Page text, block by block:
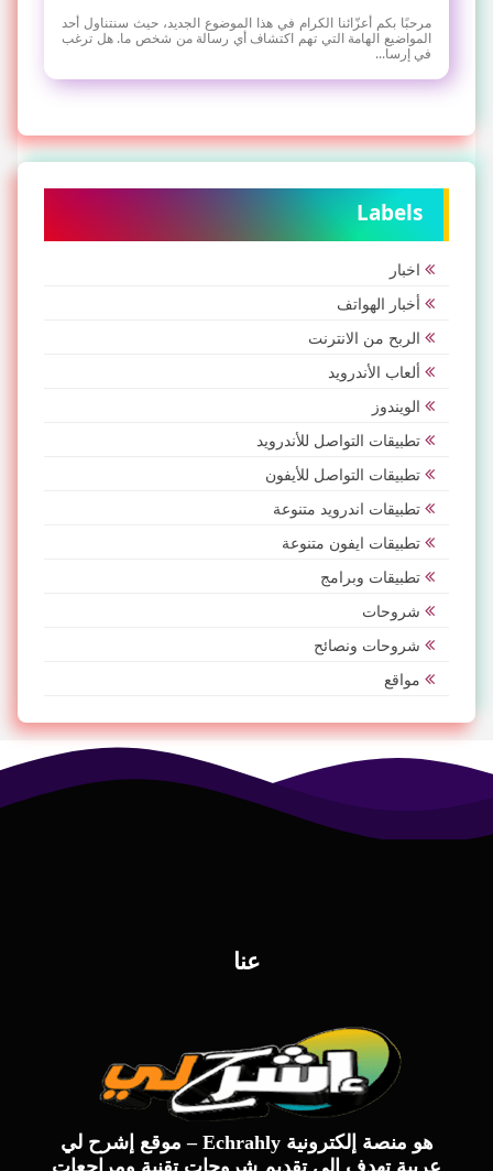
مرحبًا بكم أعزّائنا الكرام في هذا الموضوع الجديد، حيث سنتناول أحد
المواضيع الهامة التي تهم اكتشاف أي رسالة من شخص ما. هل ترغب
في إرسا...
Labels
اخبار
أخبار الهواتف
الربح من الانترنت
ألعاب الأندرويد
الويندوز
تطبيقات التواصل للأندرويد
تطبيقات التواصل للأيفون
تطبيقات اندرويد متنوعة
تطبيقات ايفون متنوعة
تطبيقات وبرامج
شروحات
شروحات ونصائح
مواقع
عنا
موقع إشرح لي – Echrahly هو منصة إلكترونية
عربية تهدف إلى تقديم شروحات تقنية ومراجعات